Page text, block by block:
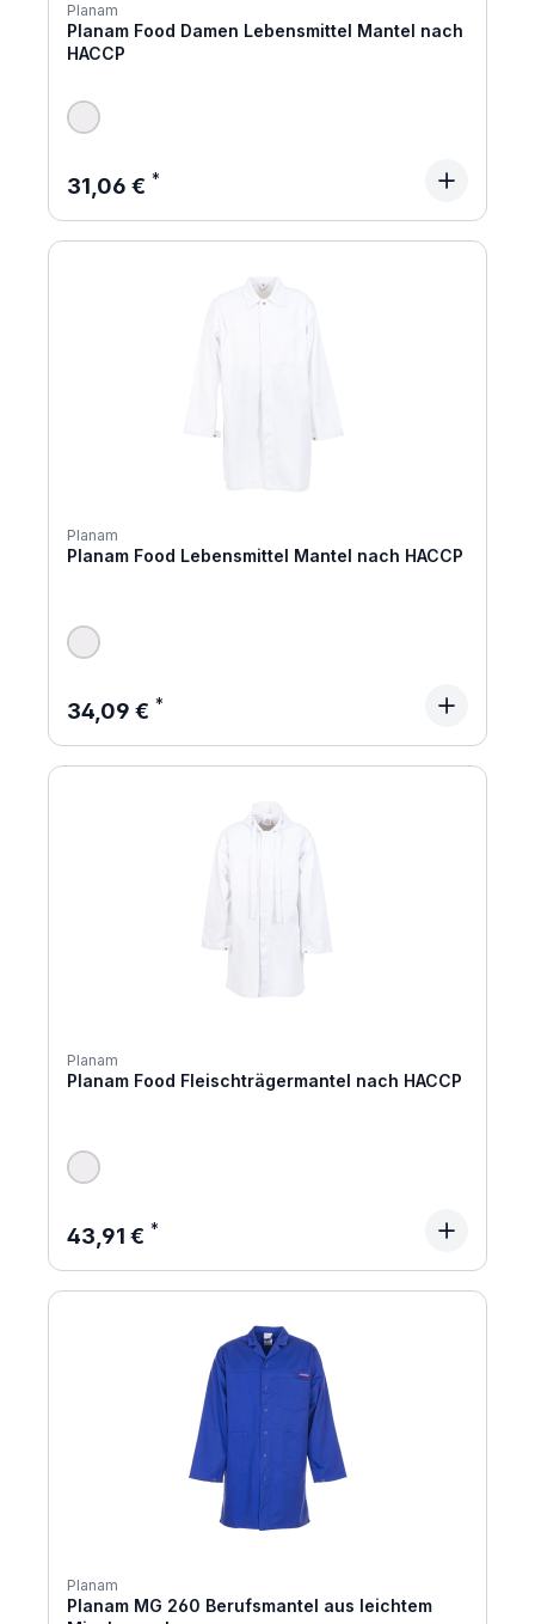
Planam
Planam Food Damen Lebensmittel Mantel nach
HACCP
Regulärer Preis:
31,06 €
Planam
Planam Food Lebensmittel Mantel nach HACCP
Regulärer Preis:
34,09 €
Planam
Planam Food Fleischträgermantel nach HACCP
Regulärer Preis:
43,91 €
Planam
Planam MG 260 Berufsmantel aus leichtem